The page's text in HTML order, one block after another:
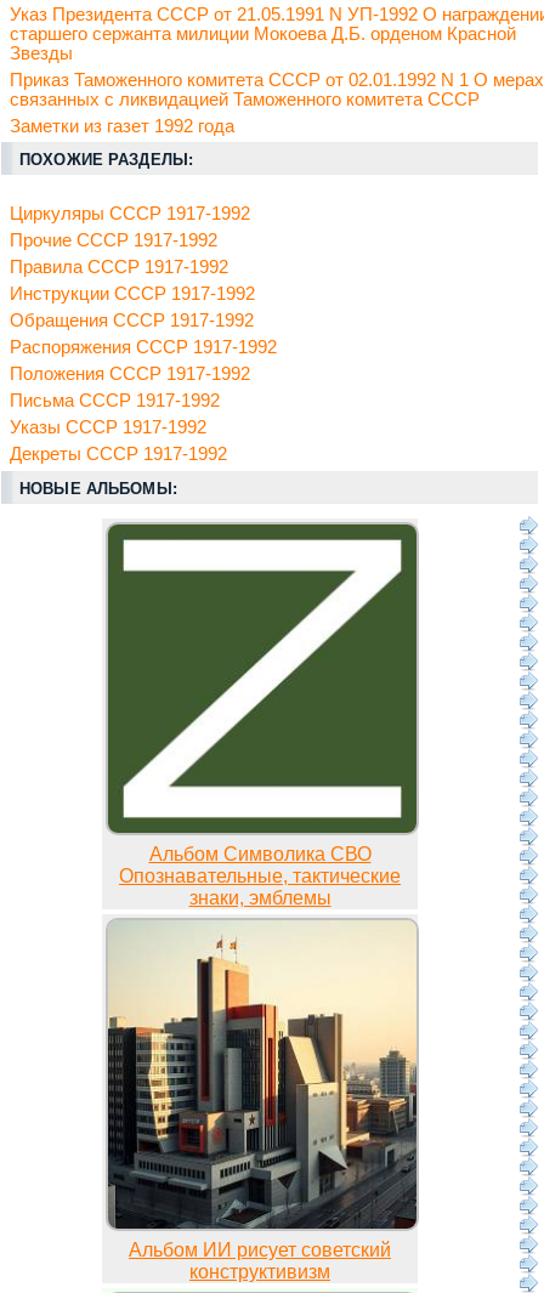
Указ Президента СССР от 21.05.1991 N УП-1992 О
старшего сержанта милиции Мокоева Д.Б. орденом Красной
Звезды
Приказ Таможенного комитета СССР от 02.01.1992 N 1 О
связанных с ликвидацией Таможенного комитета СССР
Заметки из газет 1992 года
ПОХОЖИЕ РАЗДЕЛЫ:
Циркуляры СССР 1917-1992
Прочие СССР 1917-1992
Правила СССР 1917-1992
Инструкции СССР 1917-1992
Обращения СССР 1917-1992
Распоряжения СССР 1917-1992
Положения СССР 1917-1992
Письма СССР 1917-1992
Указы СССР 1917-1992
Декреты СССР 1917-1992
НОВЫЕ АЛЬБОМЫ:
Альбом Символика СВО
Опознавательные, тактические
знаки, эмблемы
Альбом ИИ рисует советский
конструктивизм